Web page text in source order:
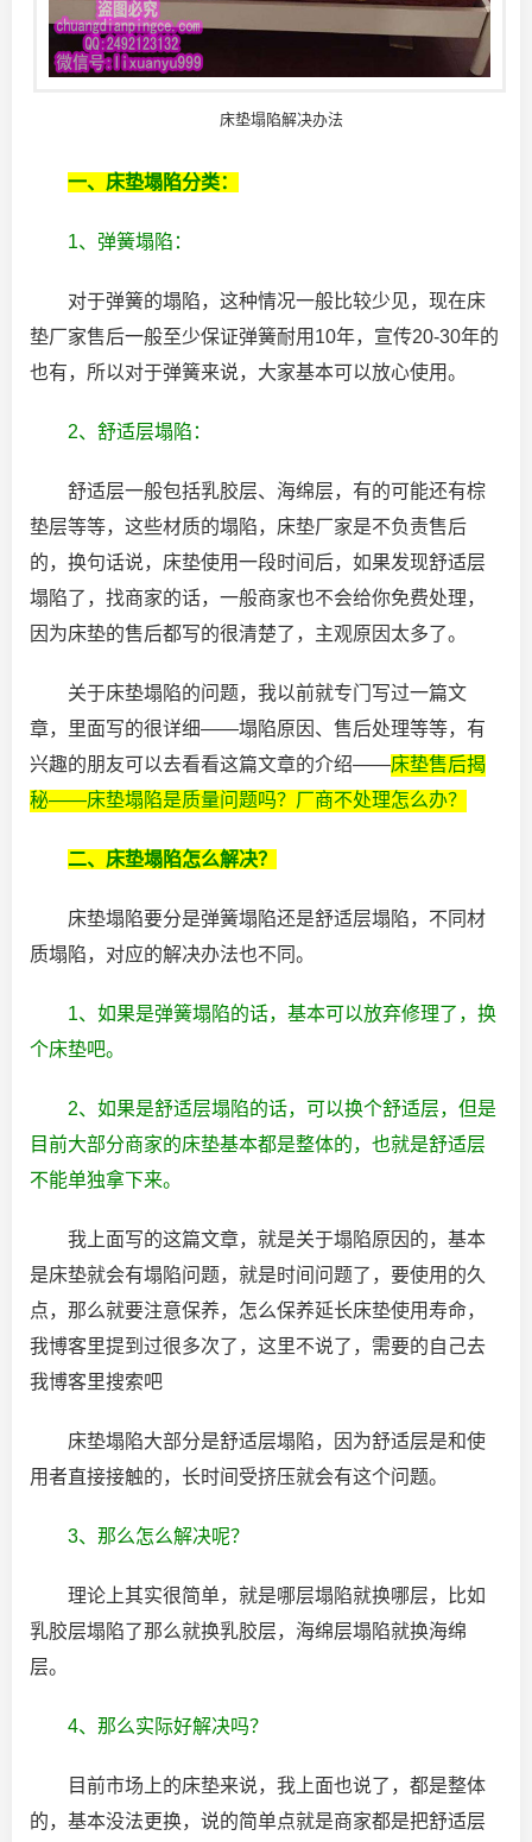
床垫塌陷解决办法
一、床垫塌陷分类：
1、弹簧塌陷：
对于弹簧的塌陷，这种情况一般比较少见，现在床
垫厂家售后一般至少保证弹簧耐用10年，宣传20-30年的
也有，所以对于弹簧来说，大家基本可以放心使用。
2、舒适层塌陷：
舒适层一般包括乳胶层、海绵层，有的可能还有棕
垫层等等，这些材质的塌陷，床垫厂家是不负责售后
的，换句话说，床垫使用一段时间后，如果发现舒适层
塌陷了，找商家的话，一般商家也不会给你免费处理，
因为床垫的售后都写的很清楚了，主观原因太多了。
关于床垫塌陷的问题，我以前就专门写过一篇文
章，里面写的很详细——塌陷原因、售后处理等等，有
兴趣的朋友可以去看看这篇文章的介绍——床垫售后揭
秘——床垫塌陷是质量问题吗？厂商不处理怎么办？
二、床垫塌陷怎么解决？
床垫塌陷要分是弹簧塌陷还是舒适层塌陷，不同材
质塌陷，对应的解决办法也不同。
1、如果是弹簧塌陷的话，基本可以放弃修理了，换
个床垫吧。
2、如果是舒适层塌陷的话，可以换个舒适层，但是
目前大部分商家的床垫基本都是整体的，也就是舒适层
不能单独拿下来。
我上面写的这篇文章，就是关于塌陷原因的，基本
是床垫就会有塌陷问题，就是时间问题了，要使用的久
点，那么就要注意保养，怎么保养延长床垫使用寿命，
我博客里提到过很多次了，这里不说了，需要的自己去
我博客里搜索吧
床垫塌陷大部分是舒适层塌陷，因为舒适层是和使
用者直接接触的，长时间受挤压就会有这个问题。
3、那么怎么解决呢？
理论上其实很简单，就是哪层塌陷就换哪层，比如
乳胶层塌陷了那么就换乳胶层，海绵层塌陷就换海绵
层。
4、那么实际好解决吗？
目前市场上的床垫来说，我上面也说了，都是整体
的，基本没法更换，说的简单点就是商家都是把舒适层